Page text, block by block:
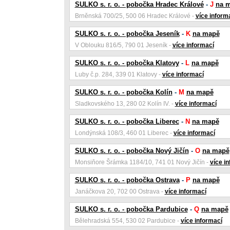
SULKO s. r. o. - pobočka Hradec Králové- J na
Brněnská 700/25, 500 06 Hradec Králové - více
SULKO s. r. o. - pobočka Jeseník- K na mapě
V Oblouku 816/5, 790 01 Jeseník - více informací
SULKO s. r. o. - pobočka Klatovy- L na mapě
Luby č.p. 284, 339 01 Klatovy - více informací
SULKO s. r. o. - pobočka Kolín- M na mapě
Sladkovského 13, 280 02 Kolín IV. - více informací
SULKO s. r. o. - pobočka Liberec- N na mapě
Londýnská 108/3, 460 01 Liberec - více informací
SULKO s. r. o. - pobočka Nový Jičín- O na mapě
Monsiňore Šrámka 1184/10, 741 01 Nový Jičín - více
SULKO s. r. o. - pobočka Ostrava- P na mapě
Janáčkova 20, 702 00 Ostrava - více informací
SULKO s. r. o. - pobočka Pardubice- Q na mapě
Bělehradská 554, 530 02 Pardubice - více informací